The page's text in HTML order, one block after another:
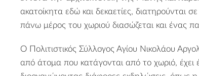
ακατοίκητα εδώ και δεκαετίες, διατηρούνται
πάνω μέρος του χωριού διασώζεται και ένας
Ο Πολιτιστικός Σύλλογος Αγίου Νικολάου
από άτομα που κατάγονται από το χωριό, έχει